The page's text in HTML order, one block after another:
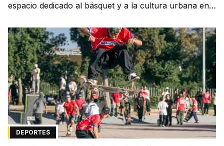
espacio dedicado al básquet y a la cultura urbana en
DEPORTES